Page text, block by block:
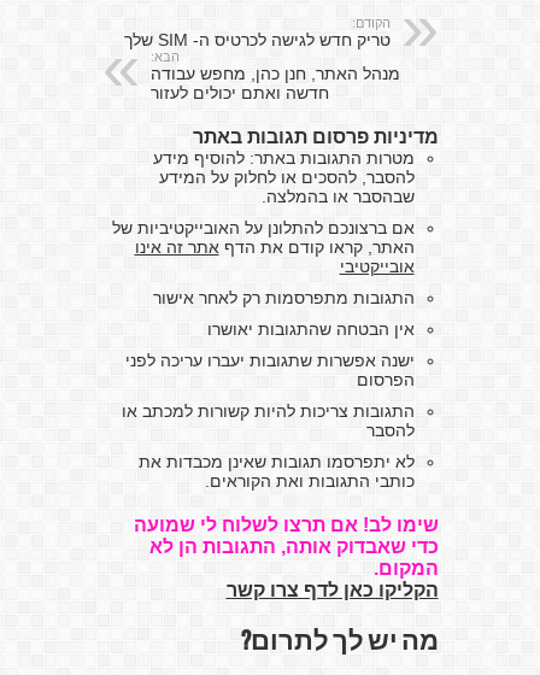
הקודם:
טריק חדש לגישה לכרטיס ה- SIM שלך
הבא:
מנהל האתר, חנן כהן, מחפש עבודה
חדשה ואתם יכולים לעזור
מדיניות פרסום תגובות באתר
מטרות התגובות באתר: להוסיף מידע
להסבר, להסכים או לחלוק על המידע
שבהסבר או בהמלצה.
אם ברצונכם להתלונן על האובייקטיביות של
האתר, קראו קודם את הדףאתר זה אינו
אובייקטיבי
התגובות מתפרסמות רק לאחר אישור
אין הבטחה שהתגובות יאושרו
ישנה אפשרות שתגובות יעברו עריכה לפני
הפרסום
התגובות צריכות להיות קשורות למכתב או
להסבר
לא יתפרסמו תגובות שאינן מכבדות את
כותבי התגובות ואת הקוראים.
שימו לב! אם תרצו לשלוח לי שמועה
כדי שאבדוק אותה, התגובות הן לא
המקום.
הקליקו כאן לדף צרו קשר
מה יש לך לתרום?